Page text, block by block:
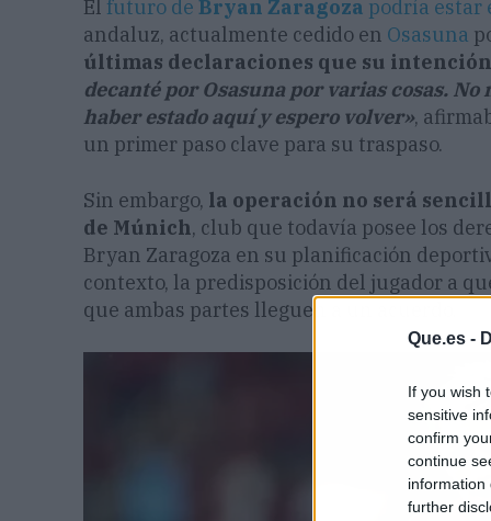
Que.es -
If you wish
sensitive
confirm
continue
information
further
El futuro de Bryan Zaragoza podría estar
andaluz, actualmente cedido en Osasuna
últimas declaraciones que su
decanté por Osasuna por varias cosas.
haber estado aquí y espero volver»,
un primer paso clave para su traspaso.
Sin embargo, la operación no será
de Múnich, club que todavía posee los
Bryan Zaragoza en su planificación
contexto, la predisposición del jugador a
que ambas partes lleguen a un acuerdo.